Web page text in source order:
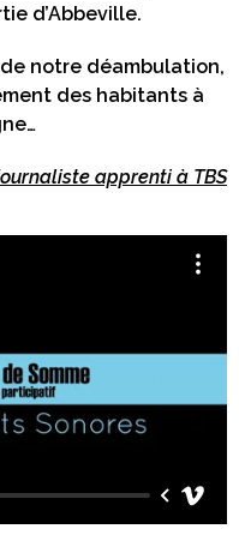
d’Abbeville.
notre déambulation,
des habitants à
apprenti à TBS